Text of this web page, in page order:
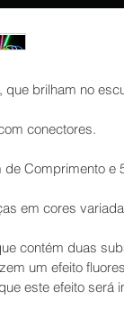
que brilham no
conectores.
de Comprimento e
em cores
contém duas
um efeito
este efeito será